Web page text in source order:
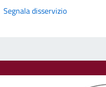
Segnala disservizio